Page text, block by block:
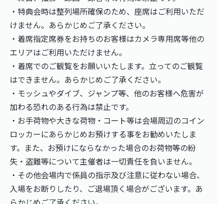
・特典会時は整列場所確保のため、座席はご利用いただ
けません。あらかじめご了承ください。
・着席指定席券をお持ちのお客様はカメラ専用席等他の
エリアはご利用いただけません。
・着席でのご観覧をお願いいたします。立ってのご観覧
はできません。あらかじめご了承ください。
・モッシュやダイブ、ジャンプ等、他のお客様へ危害が
加わる恐れのある行為は禁止です。
・お手荷物や大きな荷物・コート等は会場周辺のコイン
ロッカーにあらかじめお預けする事をお勧めいたしま
す。また、お預けにならなかった場合のお荷物等の紛
失・盗難等について主催者は一切責任を負いません。
・その他会場内で係員の指示及び注意に従わない場合、
入場をお断りしたり、ご退場頂く場合がございます。あ